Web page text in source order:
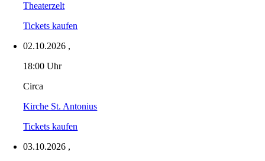
Theaterzelt
Tickets kaufen
02.10.2026 ,
18:00 Uhr
Circa
Kirche St. Antonius
Tickets kaufen
03.10.2026 ,